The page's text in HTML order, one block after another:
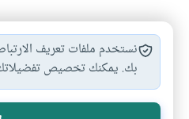
أحكام القرآن وعلومه
نستخدم ملفات تعريف
بك. يمكنك تخصيص